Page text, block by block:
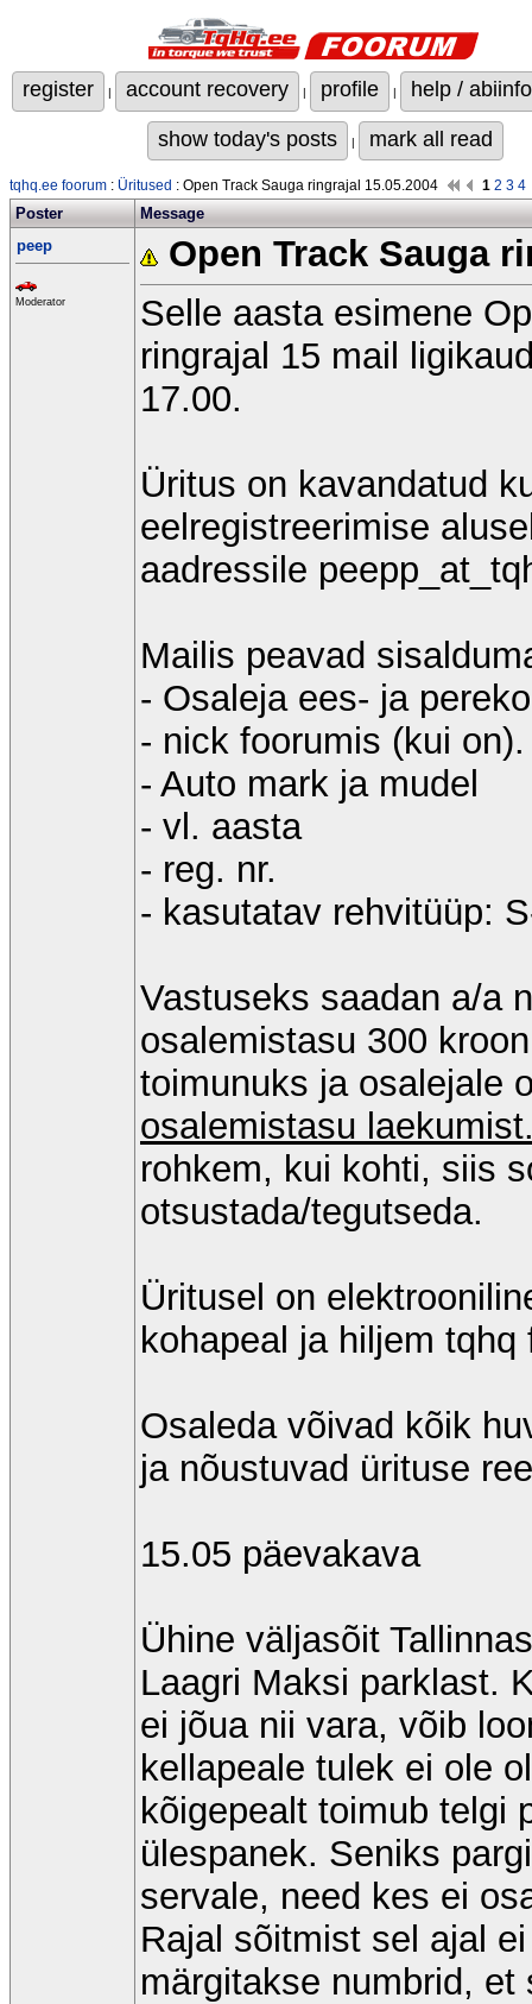
register | account recovery | profile | help / abiinfo
show today's posts | mark all read
tqhq.ee foorum : Üritused : Open Track Sauga ringrajal 15.05.2004 1 2 3 4
Poster
Message
peep
Moderator
Open Track Sauga
Selle aasta esimene
ringrajal 15 mail
17.00.
Üritus on kavandatud
eelregistreerimise
aadressile
Mailis peavad
- Osaleja ees- ja
- nick foorumis (kui on).
- Auto mark ja mudel
- vl. aasta
- reg. nr.
- kasutatav rehvitüüp:
Vastuseks saadan a/a
osalemistasu 300
toimunuks ja osalejale
osalemistasu
rohkem, kui kohti, siis
otsustada/tegutseda.
Üritusel on
kohapeal ja hiljem tqhq
Osaleda võivad kõik
ja nõustuvad ürituse
15.05 päevakava
Ühine väljasõit
Laagri Maksi parklast.
ei jõua nii vara, võib
kellapeale tulek ei ole
kõigepealt toimub telgi
ülespanek. Seniks
servale, need kes ei
Rajal sõitmist sel ajal
märgitakse numbrid,